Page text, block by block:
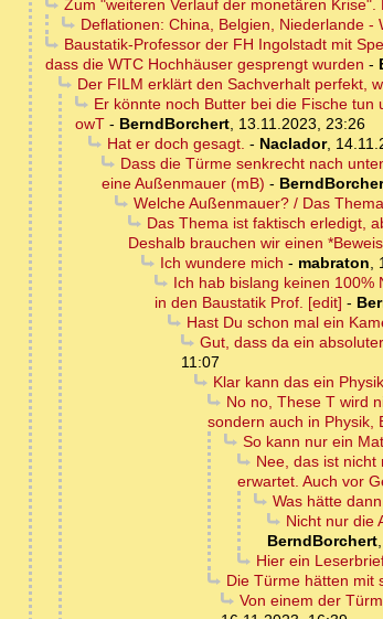
Zum "weiteren Verlauf der monetären Krise".
Deflationen: China, Belgien, Niederlande
Baustatik-Professor der FH Ingolstadt mit
dass die WTC Hochhäuser gesprengt wurden -
Der FILM erklärt den Sachverhalt perfekt,
Er könnte noch Butter bei die Fische
owT - BerndBorchert, 13.11.2023, 23:26
Hat er doch gesagt. - Naclador,
Dass die Türme senkrecht nach
eine Außenmauer (mB) -
Welche Außenmauer? / Das
Das Thema ist faktisch erledigt,
Deshalb brauchen wir einen
Ich wundere mich - mabraton,
Ich hab bislang keinen 100%
in den Baustatik Prof. [edit] -
Hast Du schon mal ein
Gut, dass da ein
11:07
Klar kann das ein
No no, These T wird
sondern auch in Physik,
So kann nur ein
Nee, das ist
erwartet. Auch vor
Was hätte
Nicht nur die
BerndBorchert,
Hier ein
Die Türme hätten mit
Von einem der